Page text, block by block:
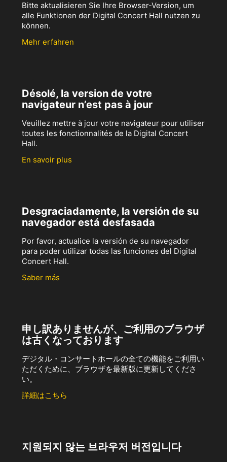
Bitte aktualisieren Sie Ihre Browser-Version, um
alle Funktionen der Digital Concert Hall nutzen zu
können.
Mehr erfahren
Désolé, la version de votre
navigateur n’est pas à jour
Veuillez mettre à jour votre navigateur pour utiliser
toutes les fonctionnalités de la Digital Concert
Hall.
En savoir plus
Desgraciadamente, la versión de su
navegador está desfasada
Por favor, actualice la versión de su navegador
para poder utilizar todas las funciones del Digital
Concert Hall.
Saber más
申し訳ありませんが、ご利用のブラウザ
は古くなっております
デジタル・コンサートホールの全ての機能をご利用い
ただくために、ブラウザを最新版に更新してくださ
い。
詳細はこちら
지원되지 않는 브라우저 버전입니다